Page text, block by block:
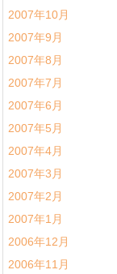
2007年10月
2007年9月
2007年8月
2007年7月
2007年6月
2007年5月
2007年4月
2007年3月
2007年2月
2007年1月
2006年12月
2006年11月